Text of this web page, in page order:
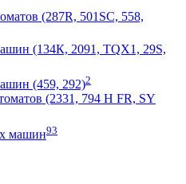
(287R, 501SC, 558,
(134К, 2091, TQХ1, 29S,
(459, 292)2
(2331, 794 H FR, SY
машин93